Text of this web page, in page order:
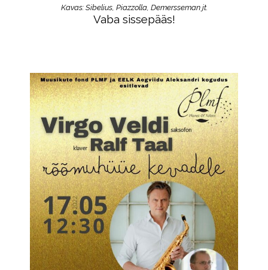
Kavas: Sibelius, Piazzolla, Demersseman jt.
Vaba sissepääs!